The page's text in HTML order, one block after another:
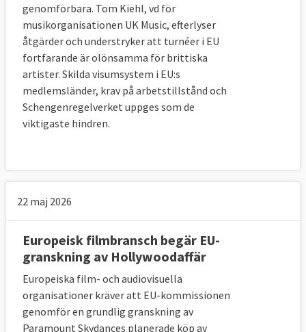
genomförbara. Tom Kiehl, vd för
musikorganisationen UK Music, efterlyser
åtgärder och understryker att turnéer i EU
fortfarande är olönsamma för brittiska
artister. Skilda visumsystem i EU:s
medlemsländer, krav på arbetstillstånd och
Schengenregelverket uppges som de
viktigaste hindren.
22 maj 2026
Europeisk filmbransch begär EU-
granskning av Hollywoodaffär
Europeiska film- och audiovisuella
organisationer kräver att EU-kommissionen
genomför en grundlig granskning av
Paramount Skydances planerade köp av